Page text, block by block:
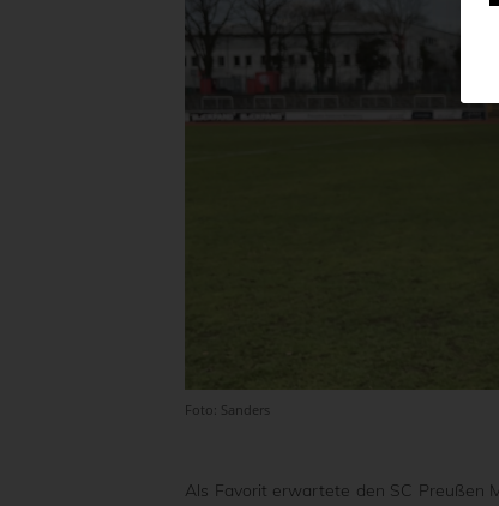
Foto: Sanders
Als Favorit erwartete den SC Preußen